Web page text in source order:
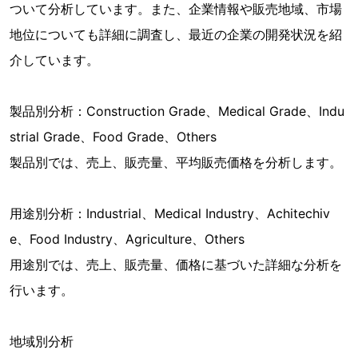
ついて分析しています。また、企業情報や販売地域、市場
地位についても詳細に調査し、最近の企業の開発状況を紹
介しています。
製品別分析：Construction Grade、Medical Grade、Indu
strial Grade、Food Grade、Others
製品別では、売上、販売量、平均販売価格を分析します。
用途別分析：Industrial、Medical Industry、Achitechiv
e、Food Industry、Agriculture、Others
用途別では、売上、販売量、価格に基づいた詳細な分析を
行います。
地域別分析